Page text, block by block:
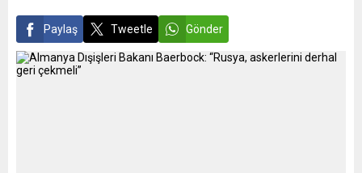
Paylaş Tweetle Gönder